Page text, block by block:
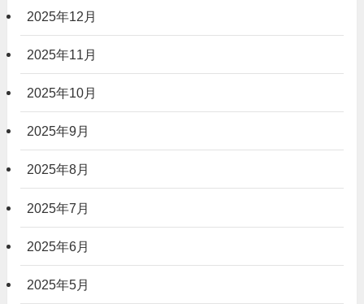
2025年12月
2025年11月
2025年10月
2025年9月
2025年8月
2025年7月
2025年6月
2025年5月